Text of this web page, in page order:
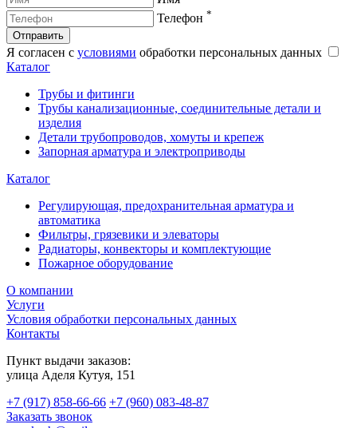
Телефон *
Отправить
Я согласен с условиями обработки персональных данных
Каталог
Трубы и фитинги
Трубы канализационные, соединительные детали и
изделия
Детали трубопроводов, хомуты и крепеж
Запорная арматура и электроприводы
Каталог
Регулирующая, предохранительная арматура и
автоматика
Фильтры, грязевики и элеваторы
Радиаторы, конвекторы и комплектующие
Пожарное оборудование
О компании
Услуги
Условия обработки персональных данных
Контакты
Пункт выдачи заказов:
​улица Аделя Кутуя, 151
+7 (917) 858-66-66 +7 (960) 083-48-87
Заказать звонок